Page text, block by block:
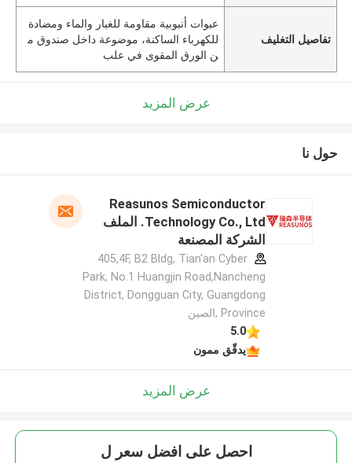
تفاصيل التغليف
عبوات أنبوبية مقاومة للغبار والماء ومضادة
للكهرباء الساكنة، موضوعة داخل صندوق م
ن الورق المقوى في علب
عرض المزيد
حول نا
Reasunos Semiconductor
Technology Co., Ltd. الملف
الشركة المصنعة
405,4F, B2 Bldg, Tian'an Cyber
Park, No.1 Huangjin Road,Nancheng
District, Dongguan City, Guangdong
Province ,الصين
5.0
يدقّق ممون
عرض المزيد
احصل على افضل سعر ل